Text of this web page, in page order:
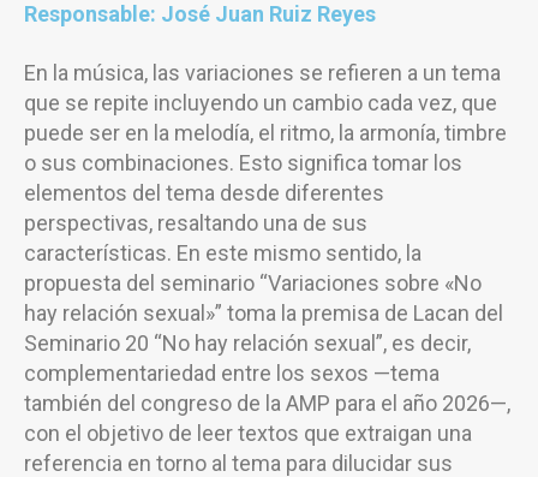
Responsable: José Juan Ruiz Reyes
En la música, las variaciones se refieren a un tema
que se repite incluyendo un cambio cada vez, que
puede ser en la melodía, el ritmo, la armonía, timbre
o sus combinaciones. Esto significa tomar los
elementos del tema desde diferentes
perspectivas, resaltando una de sus
características. En este mismo sentido, la
propuesta del seminario “Variaciones sobre «No
hay relación sexual»” toma la premisa de Lacan del
Seminario 20 “No hay relación sexual”, es decir,
complementariedad entre los sexos —tema
también del congreso de la AMP para el año 2026—,
con el objetivo de leer textos que extraigan una
referencia en torno al tema para dilucidar sus